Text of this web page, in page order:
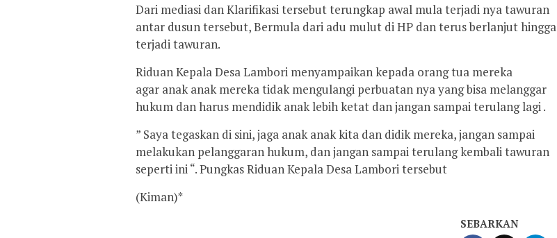
Dari mediasi dan Klarifikasi tersebut terungkap awal mula terjadi nya tawuran
antar dusun tersebut, Bermula dari adu mulut di HP dan terus berlanjut hingga
terjadi tawuran.
Riduan Kepala Desa Lambori menyampaikan kepada orang tua mereka
agar anak anak mereka tidak mengulangi perbuatan nya yang bisa melanggar
hukum dan harus mendidik anak lebih ketat dan jangan sampai terulang lagi .
” Saya tegaskan di sini, jaga anak anak kita dan didik mereka, jangan sampai
melakukan pelanggaran hukum, dan jangan sampai terulang kembali tawuran
seperti ini “. Pungkas Riduan Kepala Desa Lambori tersebut
(Kiman)*
SEBARKAN